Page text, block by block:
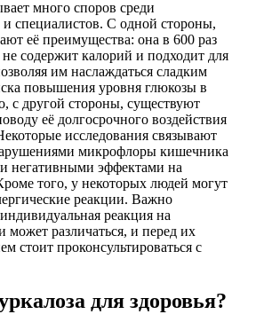
много споров среди
и специалистов. С одной стороны,
её преимущества: она в 600 раз
не содержит калорий и подходит для
им наслаждаться сладким
повышения уровня глюкозы в
с другой стороны, существуют
её долгосрочного воздействия
исследования связывают
микрофлоры кишечника
негативными эффектами на
того, у некоторых людей могут
реакции. Важно
реакция на
может различаться, и перед их
стоит проконсультироваться с
для здоровья?